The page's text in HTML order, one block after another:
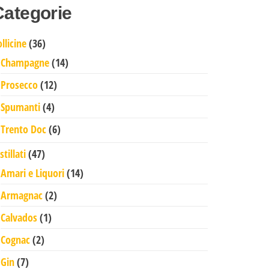
3636 prodotti
Champagne 1414 prodotti
Prosecco 1212 prodotti
Spumanti 44 prodotti
Trento Doc 66 prodotti
4747 prodotti
Amari e Liquori 1414 prodotti
Armagnac 22 prodotti
Calvados 11 prodotto
Cognac 22 prodotti
Gin 77 prodotti